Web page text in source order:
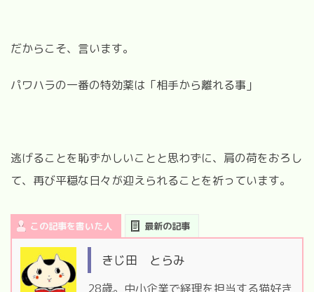
だからこそ、言います。
パワハラの一番の特効薬は「相手から離れる事」
逃げることを恥ずかしいことと思わずに、肩の荷をおろし
て、再び平穏な日々が迎えられることを祈っています。
この記事を書いた人 最新の記事
きじ田 とらみ
28歳。中小企業で経理を担当する猫好き